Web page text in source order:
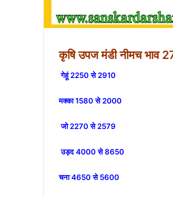
कृषि उपज मंडी नीमच भाव
गेहूं 2250 से 2910
मक्का 1580 से 2000
जो 2270 से 2579
उड़द 4000 से 8650
चना 4650 से 5600